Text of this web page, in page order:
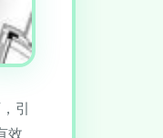
引
效